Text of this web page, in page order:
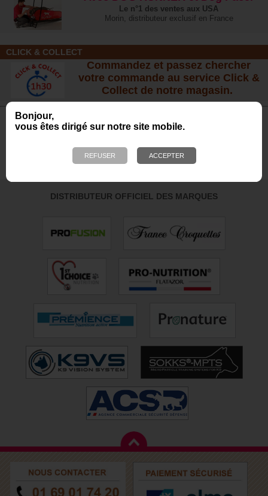
Bonjour,
vous êtes dirigé sur notre site mobile.
Le n°1 des ventes aux USA
Morin, distributeur exclusif en France
CLICK & COLLECT
Commandez et passez chercher
votre commande au service Click &
Collect de notre magasin.
Avis de nos Clients
derniers mois. *
4.65/5
DISTRIBUTEUR OFFICIEL DES MARQUES